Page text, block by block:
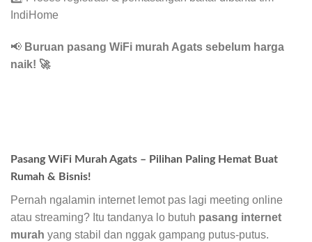
IndiHome
📢 Buruan pasang WiFi murah Agats sebelum harga
naik! 🚀
Pasang WiFi Murah Agats – Pilihan Paling Hemat Buat
Rumah & Bisnis!
Pernah ngalamin internet lemot pas lagi meeting online
atau streaming? Itu tandanya lo butuh pasang internet
murah yang stabil dan nggak gampang putus-putus.